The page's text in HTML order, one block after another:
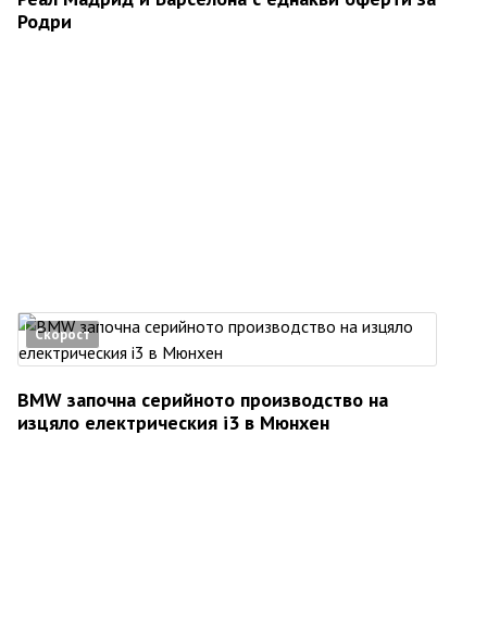
Родри
Скорост
BMW започна серийното производство на
изцяло електрическия i3 в Мюнхен